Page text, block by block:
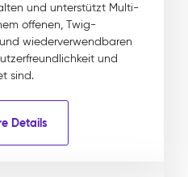
und unterstützt Multi-
offenen, Twig-
wiederverwendbaren
und
sind.
Details